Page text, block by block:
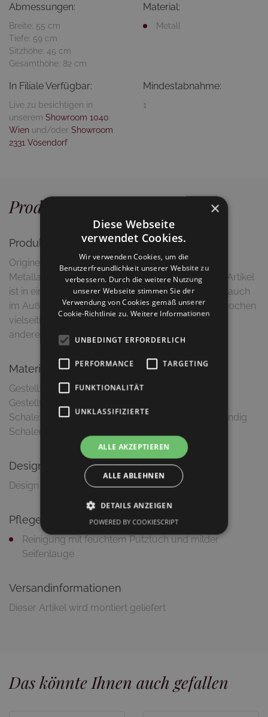
Abmessungen:
Breite: 55 cm
Tiefe: 59 cm
Sitzhöhe: 45 cm
Gesamthöhe: 82 cm
Material:
Metall
In Filiale Verfügbar:
Live zu besichtigen in
unserem Showroom 1040
Wien und/oder Showroom
2331 Vösendorf
Mindestabnahme:
1
Produktdetails
Produktbeschreibung
Origineller Drehstuhl in hochwertiger
Metallausführung (Aluminium Druckguss). Dieser Artikel
ist in einer Vielzahl von Farben erhältlich und kann auch
im Außenbereich eingesetzt werden. Ein ausgesprochen
vielseitiger Stuhl, der aus jeder Perspektive einen
anderen interessanten Anblick gewährt.
Material & Ausführung
Gestell: Metall (Aluminium Druckguss)
Gestellfarbe: Schwarz matt
Schale: Metall (Aluminium Druckguss), feuerbeständig
Schalenfarbe: Schwarz matt
Design
Pflegetipps
Reinigung mit feuchtem Putztuch und milder
Seifenlauge
Versandinformationen
Dieser Artikel wird montiert geliefert
Das könnte Ihnen auch gefallen
×
Diese Webseite
verwendet Cookies.
Wir verwenden Cookies, um die
Benutzerfreundlichkeit unserer Website zu
verbessern. Durch die weitere Nutzung
unserer Webseite stimmen Sie der
Verwendung von Cookies gemäß unserer
Cookie-Richtlinie zu.Weitere Informationen
UNBEDINGT ERFORDERLICH
PERFORMANCE TARGETING
FUNKTIONALITÄT
UNKLASSIFIZIERTE
ALLE AKZEPTIEREN
ALLE ABLEHNEN
DETAILS ANZEIGEN
POWERED BY COOKIESCRIPT